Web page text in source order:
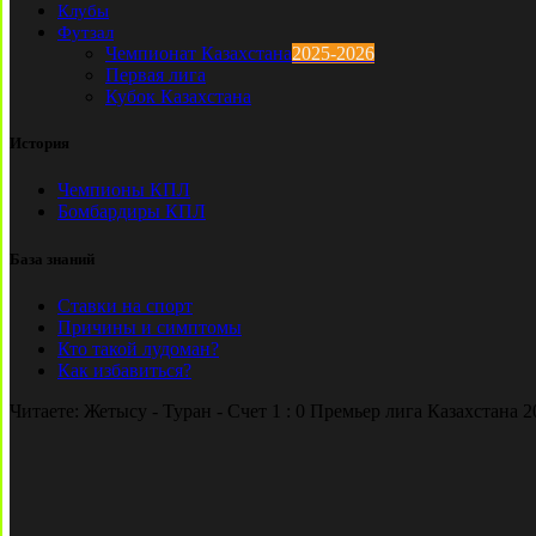
Клубы
Футзал
Чемпионат Казахстана2025-2026
Первая лига
Кубок Казахстана
История
Чемпионы КПЛ
Бомбардиры КПЛ
База знаний
Ставки на спорт
Причины и симптомы
Кто такой лудоман?
Как избавиться?
Читаете: Жетысу - Туран - Счет 1 : 0 Премьер лига Казахстана